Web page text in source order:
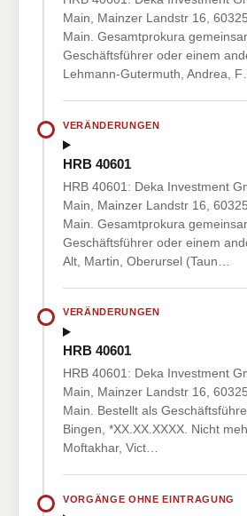
Main, Mainzer Landstr 16,
Main. Gesamtprokura
Geschäftsführer oder einem
Lehmann-Gutermuth, Andrea, F…
VERÄNDERUNGEN
HRB 40601
HRB 40601: Deka Investment
Main, Mainzer Landstr 16,
Main. Gesamtprokura
Geschäftsführer oder einem
Alt, Martin, Oberursel (Taun…
VERÄNDERUNGEN
HRB 40601
HRB 40601: Deka Investment
Main, Mainzer Landstr 16,
Main. Bestellt als
Bingen, *XX.XX.XXXX. Nicht
Moftakhar, Vict…
VORGÄNGE OHNE EINTRAGUNG